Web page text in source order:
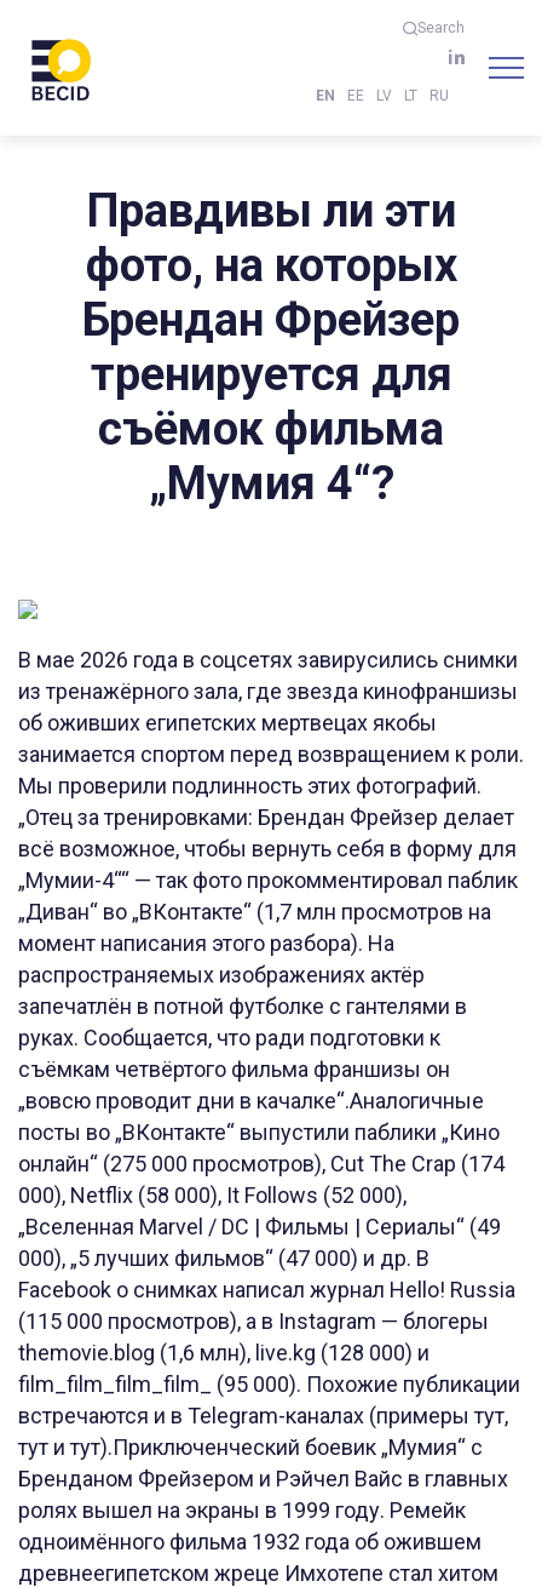
Search
EN EE LV LT RU
Правдивы ли эти
фото, на которых
Брендан Фрейзер
тренируется для
съёмок фильма
„Мумия 4“?
В мае 2026 года в соцсетях завирусились снимки
из тренажёрного зала, где звезда кинофраншизы
об оживших египетских мертвецах якобы
занимается спортом перед возвращением к роли.
Мы проверили подлинность этих фотографий.
„Отец за тренировками: Брендан Фрейзер делает
всё возможное, чтобы вернуть себя в форму для
„Мумии-4““ — так фото прокомментировал паблик
„Диван“ во „ВКонтакте“ (1,7 млн просмотров на
момент написания этого разбора). На
распространяемых изображениях актёр
запечатлён в потной футболке с гантелями в
руках. Сообщается, что ради подготовки к
съёмкам четвёртого фильма франшизы он
„вовсю проводит дни в качалке“.Аналогичные
посты во „ВКонтакте“ выпустили паблики „Кино
онлайн“ (275 000 просмотров), Cut The Crap (174
000), Netflix (58 000), It Follows (52 000),
„Вселенная Marvel / DC | Фильмы | Сериалы“ (49
000), „5 лучших фильмов“ (47 000) и др. В
Facebook о снимках написал журнал Hello! Russia
(115 000 просмотров), а в Instagram — блогеры
themovie.blog (1,6 млн), live.kg (128 000) и
film_film_film_film_ (95 000). Похожие публикации
встречаются и в Telegram-каналах (примеры тут,
тут и тут).Приключенческий боевик „Мумия“ с
Бренданом Фрейзером и Рэйчел Вайс в главных
ролях вышел на экраны в 1999 году. Ремейк
одноимённого фильма 1932 года об ожившем
древнеегипетском жреце Имхотепе стал хитом